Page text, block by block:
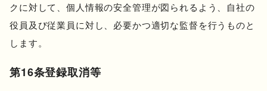
クに対して、個人情報の安全管理が図られるよう、自社の
役員及び従業員に対し、必要かつ適切な監督を行うものと
します。
第16条登録取消等